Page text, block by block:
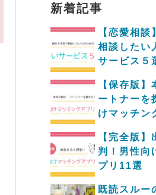
新着記事
【恋愛相
相談したい
サービス５
【保存版
ートナーを
けマッチン
【完全版
判！男性向
プリ11選
既読スルー